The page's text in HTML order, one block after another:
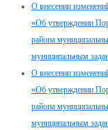
О внесении
«Об утверждении
района
муниципальным
О внесении
«Об утверждении
района
муниципальным